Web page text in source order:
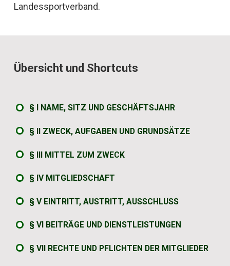
Landessportverband.
Übersicht und Shortcuts
§ I NAME, SITZ UND GESCHÄFTSJAHR
§ II ZWECK, AUFGABEN UND GRUNDSÄTZE
§ III MITTEL ZUM ZWECK
§ IV MITGLIEDSCHAFT
§ V EINTRITT, AUSTRITT, AUSSCHLUSS
§ VI BEITRÄGE UND DIENSTLEISTUNGEN
§ VII RECHTE UND PFLICHTEN DER MITGLIEDER